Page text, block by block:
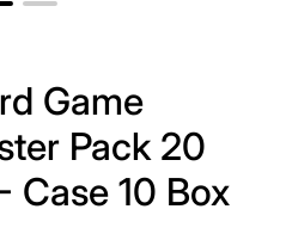
Game
Pack 20
Case 10 Box